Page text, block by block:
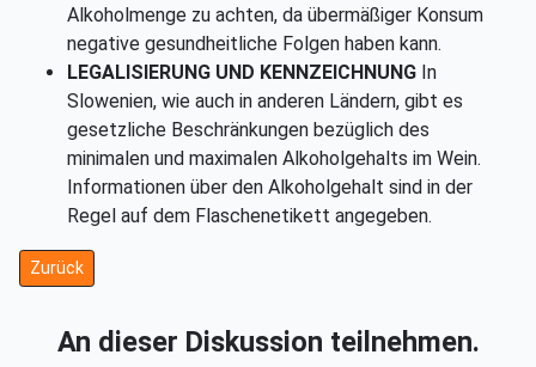
Alkoholmenge zu achten, da übermäßiger Konsum
negative gesundheitliche Folgen haben kann.
LEGALISIERUNG UND KENNZEICHNUNG In
Slowenien, wie auch in anderen Ländern, gibt es
gesetzliche Beschränkungen bezüglich des
minimalen und maximalen Alkoholgehalts im Wein.
Informationen über den Alkoholgehalt sind in der
Regel auf dem Flaschenetikett angegeben.
Vorheriger Beitrag: Weine aus Slowenien
Zurück
An dieser Diskussion teilnehmen.